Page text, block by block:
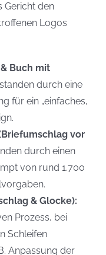
Gericht den
Logos
Buch mit
durch eine
für ein „einfaches,
vor
durch einen
von rund 1.700
& Glocke):
Prozess, bei
Schleifen
Anpassung der